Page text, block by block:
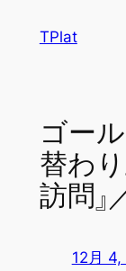
TPlat
ゴー
替わ
訪問』
12月